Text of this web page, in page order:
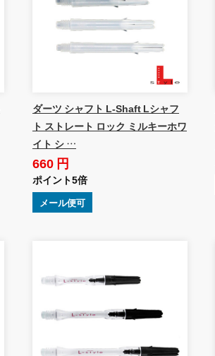
ダーツ シャフト L-Shaft Lシャフ
ト ストレート ロック ミルキーホワ
イト シ …
660 円
ポイント5倍
メール便可